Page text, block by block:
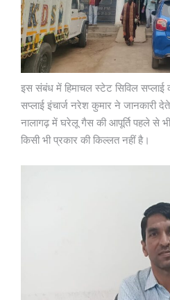
इस संबंध में हिमाचल स्टेट सिविल सप्लाई
सप्लाई इंचार्ज नरेश कुमार ने जानकारी
नालागढ़ में घरेलू गैस की आपूर्ति पहले से
किसी भी प्रकार की किल्लत नहीं है।